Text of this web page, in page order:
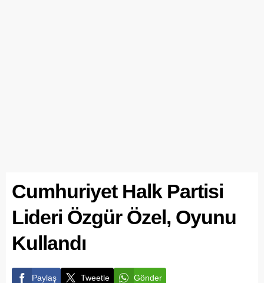
Cumhuriyet Halk Partisi
Lideri Özgür Özel, Oyunu
Kullandı
Paylaş Tweetle Gönder